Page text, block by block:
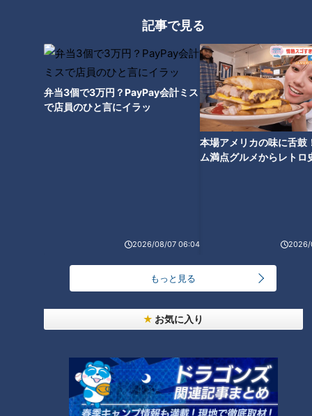
記事で見る
弁当3個で3万円？PayPay会計ミス
で店員のひと言にイラッ
2026/08/07 06:04
本場アメリカの味に舌鼓
ム満点グルメからレトロ
2026/
もっと見る
お気に入り
齢制限なし、子どもから大人まですべての客が注文できる。赤
い“煙”が出る演出は、世代を越えて食事の楽しさに誘（いざ
な）ってくれる。（レストランは２０２２年８月に営業終了）
画像『写真AC』より「和食八寸」
日本伝統の懐石料理には「八寸（はっすん）」と呼ばれるメニ
ューがある、八寸（約24センチ）の盆に、季節の食材を中心
に手の込んだ料理が少しずつ並ぶ。料理人の腕の見せどころ